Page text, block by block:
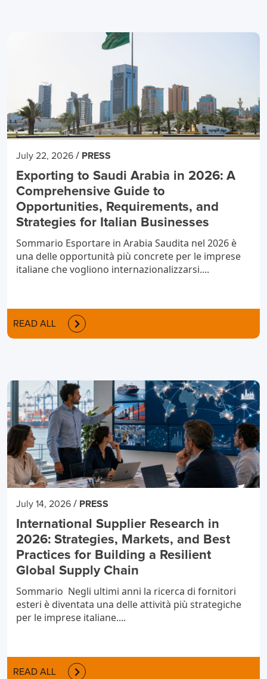
July 22, 2026 / PRESS
Exporting to Saudi Arabia in 2026: A
Comprehensive Guide to
Opportunities, Requirements, and
Strategies for Italian Businesses
Sommario Esportare in Arabia Saudita nel 2026 è
una delle opportunità più concrete per le imprese
italiane che vogliono internazionalizzarsi....
READ ALL
July 14, 2026 / PRESS
International Supplier Research in
2026: Strategies, Markets, and Best
Practices for Building a Resilient
Global Supply Chain
Sommario Negli ultimi anni la ricerca di fornitori
esteri è diventata una delle attività più strategiche
per le imprese italiane....
READ ALL